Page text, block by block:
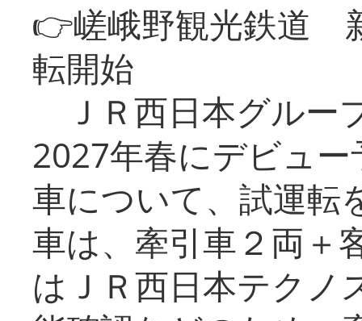
👉嵯峨野観光鉄道
転開始
ＪＲ西日本グルー
2027年春にデビュ
車について、試運転
車は、牽引車２両＋
はＪＲ西日本テクノ